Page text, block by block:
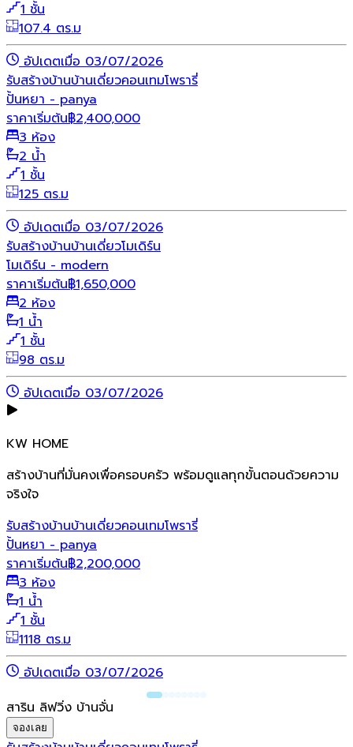
1 ชั้น
107.4 ตร.ม
อัปเดตเมื่อ 03/07/2026
รับสร้างบ้านบ้านเดี่ยวคอนเทมโพรารี่
ปั้นหยา - panya
ราคาเริ่มต้น฿2,400,000
3 ห้อง
2 น้ำ
1 ชั้น
125 ตร.ม
อัปเดตเมื่อ 03/07/2026
รับสร้างบ้านบ้านเดี่ยวโมเดิร์น
โมเดิร์น - modern
ราคาเริ่มต้น฿1,650,000
2 ห้อง
1 น้ำ
1 ชั้น
98 ตร.ม
อัปเดตเมื่อ 03/07/2026
KW HOME
สร้างบ้านที่มั่นคงเพื่อครอบครัว พร้อมดูแลทุกขั้นตอนด้วยความ
จริงใจ
รับสร้างบ้านบ้านเดี่ยวคอนเทมโพรารี่
ปั้นหยา - panya
ราคาเริ่มต้น฿2,200,000
3 ห้อง
1 น้ำ
1 ชั้น
1118 ตร.ม
อัปเดตเมื่อ 03/07/2026
สาริน ลิฟวิ่ง บ้านจั่น
จองเลย